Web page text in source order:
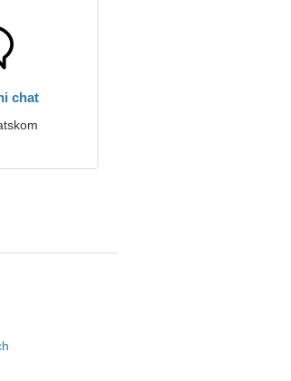
chat